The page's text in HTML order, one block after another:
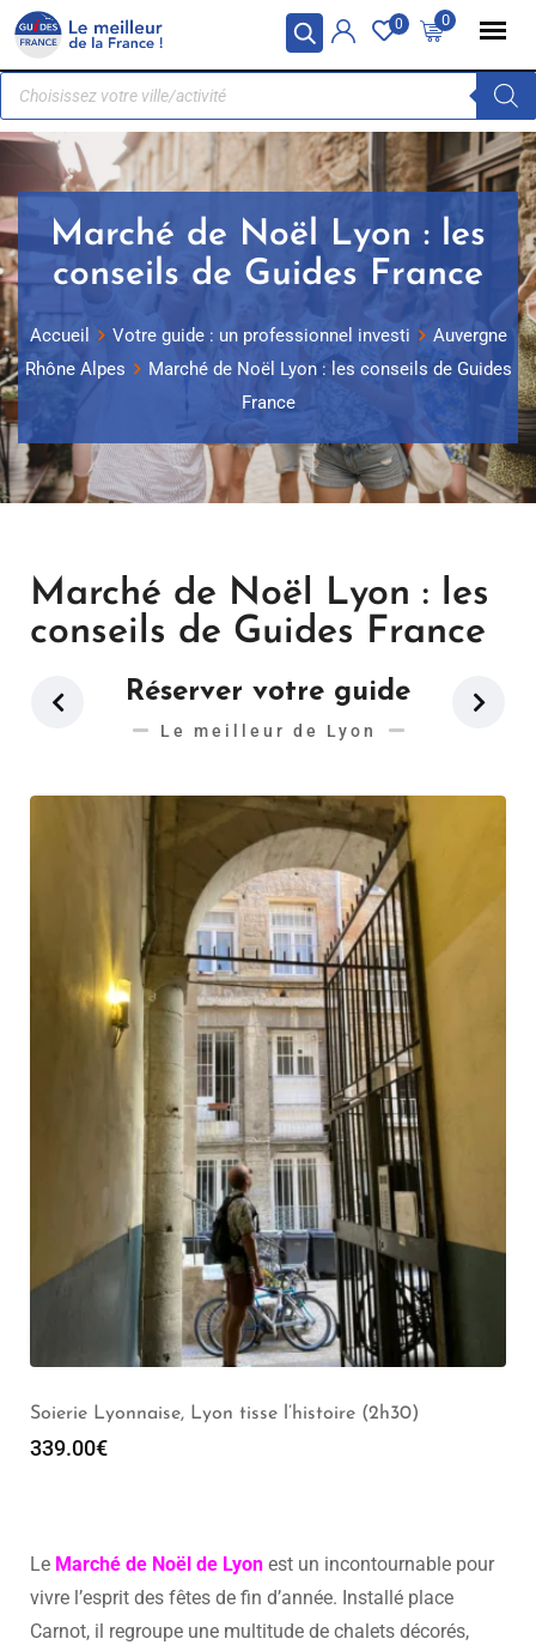
Panneau de gestion des cookies 0
0
Marché de Noël Lyon : les
conseils de Guides France
Accueil Votre guide : un professionnel investi
Auvergne
Rhône Alpes
Marché de Noël Lyon : les conseils de Guides
France
Marché de Noël Lyon : les
conseils de Guides France
Réserver votre guide
Le meilleur de Lyon
Soierie Lyonnaise, Lyon tisse l’histoire (2h30)
339.00€
Le Marché de Noël de Lyon est un incontournable pour
vivre l’esprit des fêtes de fin d’année. Installé place
Carnot, il regroupe une multitude de chalets décorés,